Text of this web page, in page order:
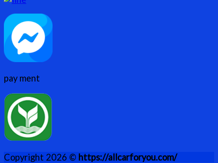
pay ment
Copyright 2026 © https://allcarforyou.com/